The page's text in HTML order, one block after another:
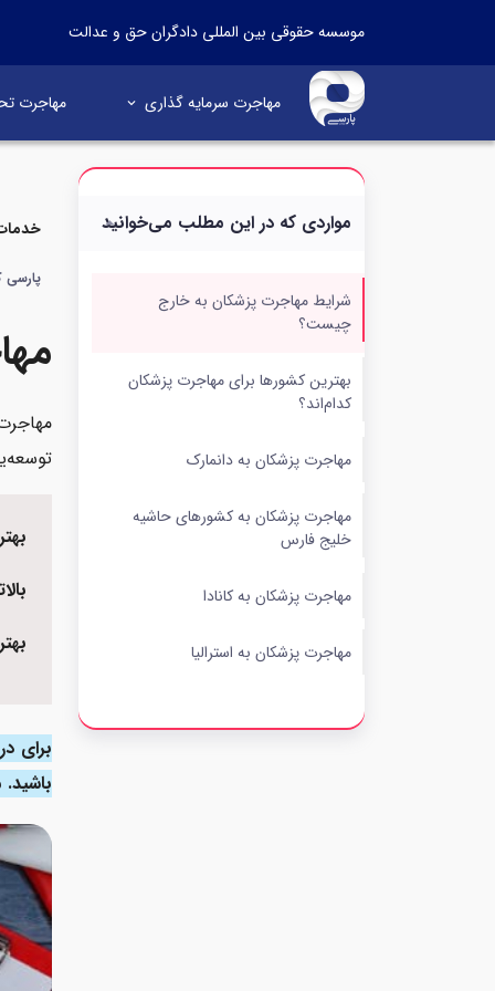
موسسه حقوقی بین المللی دادگران حق و عدالت
مهاجرت سرمایه گذاری مهاجرت
مواردی که در این مطلب می‌خوانید
شرایط مهاجرت پزشکان به خارج
چیست؟
بهترین کشورها برای مهاجرت پزشکان
کدام‌اند؟
مهاجرت پزشکان به دانمارک
مهاجرت پزشکان به کشورهای حاشیه
خلیج فارس
مهاجرت پزشکان به کانادا
مهاجرت پزشکان به استرالیا
پارسی
برای